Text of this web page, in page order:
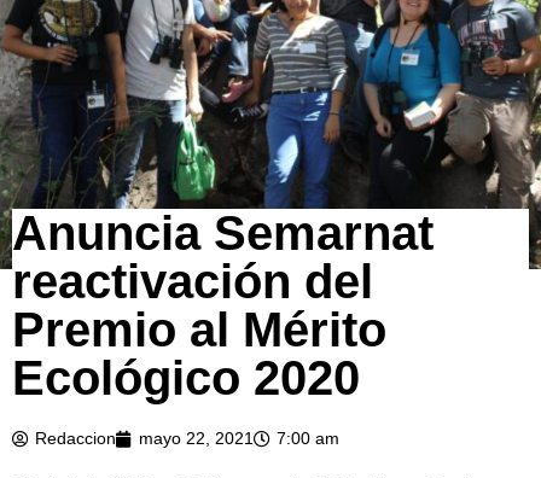
Anuncia Semarnat
reactivación del
Premio al Mérito
Ecológico 2020
Redaccion mayo 22, 2021 7:00 am